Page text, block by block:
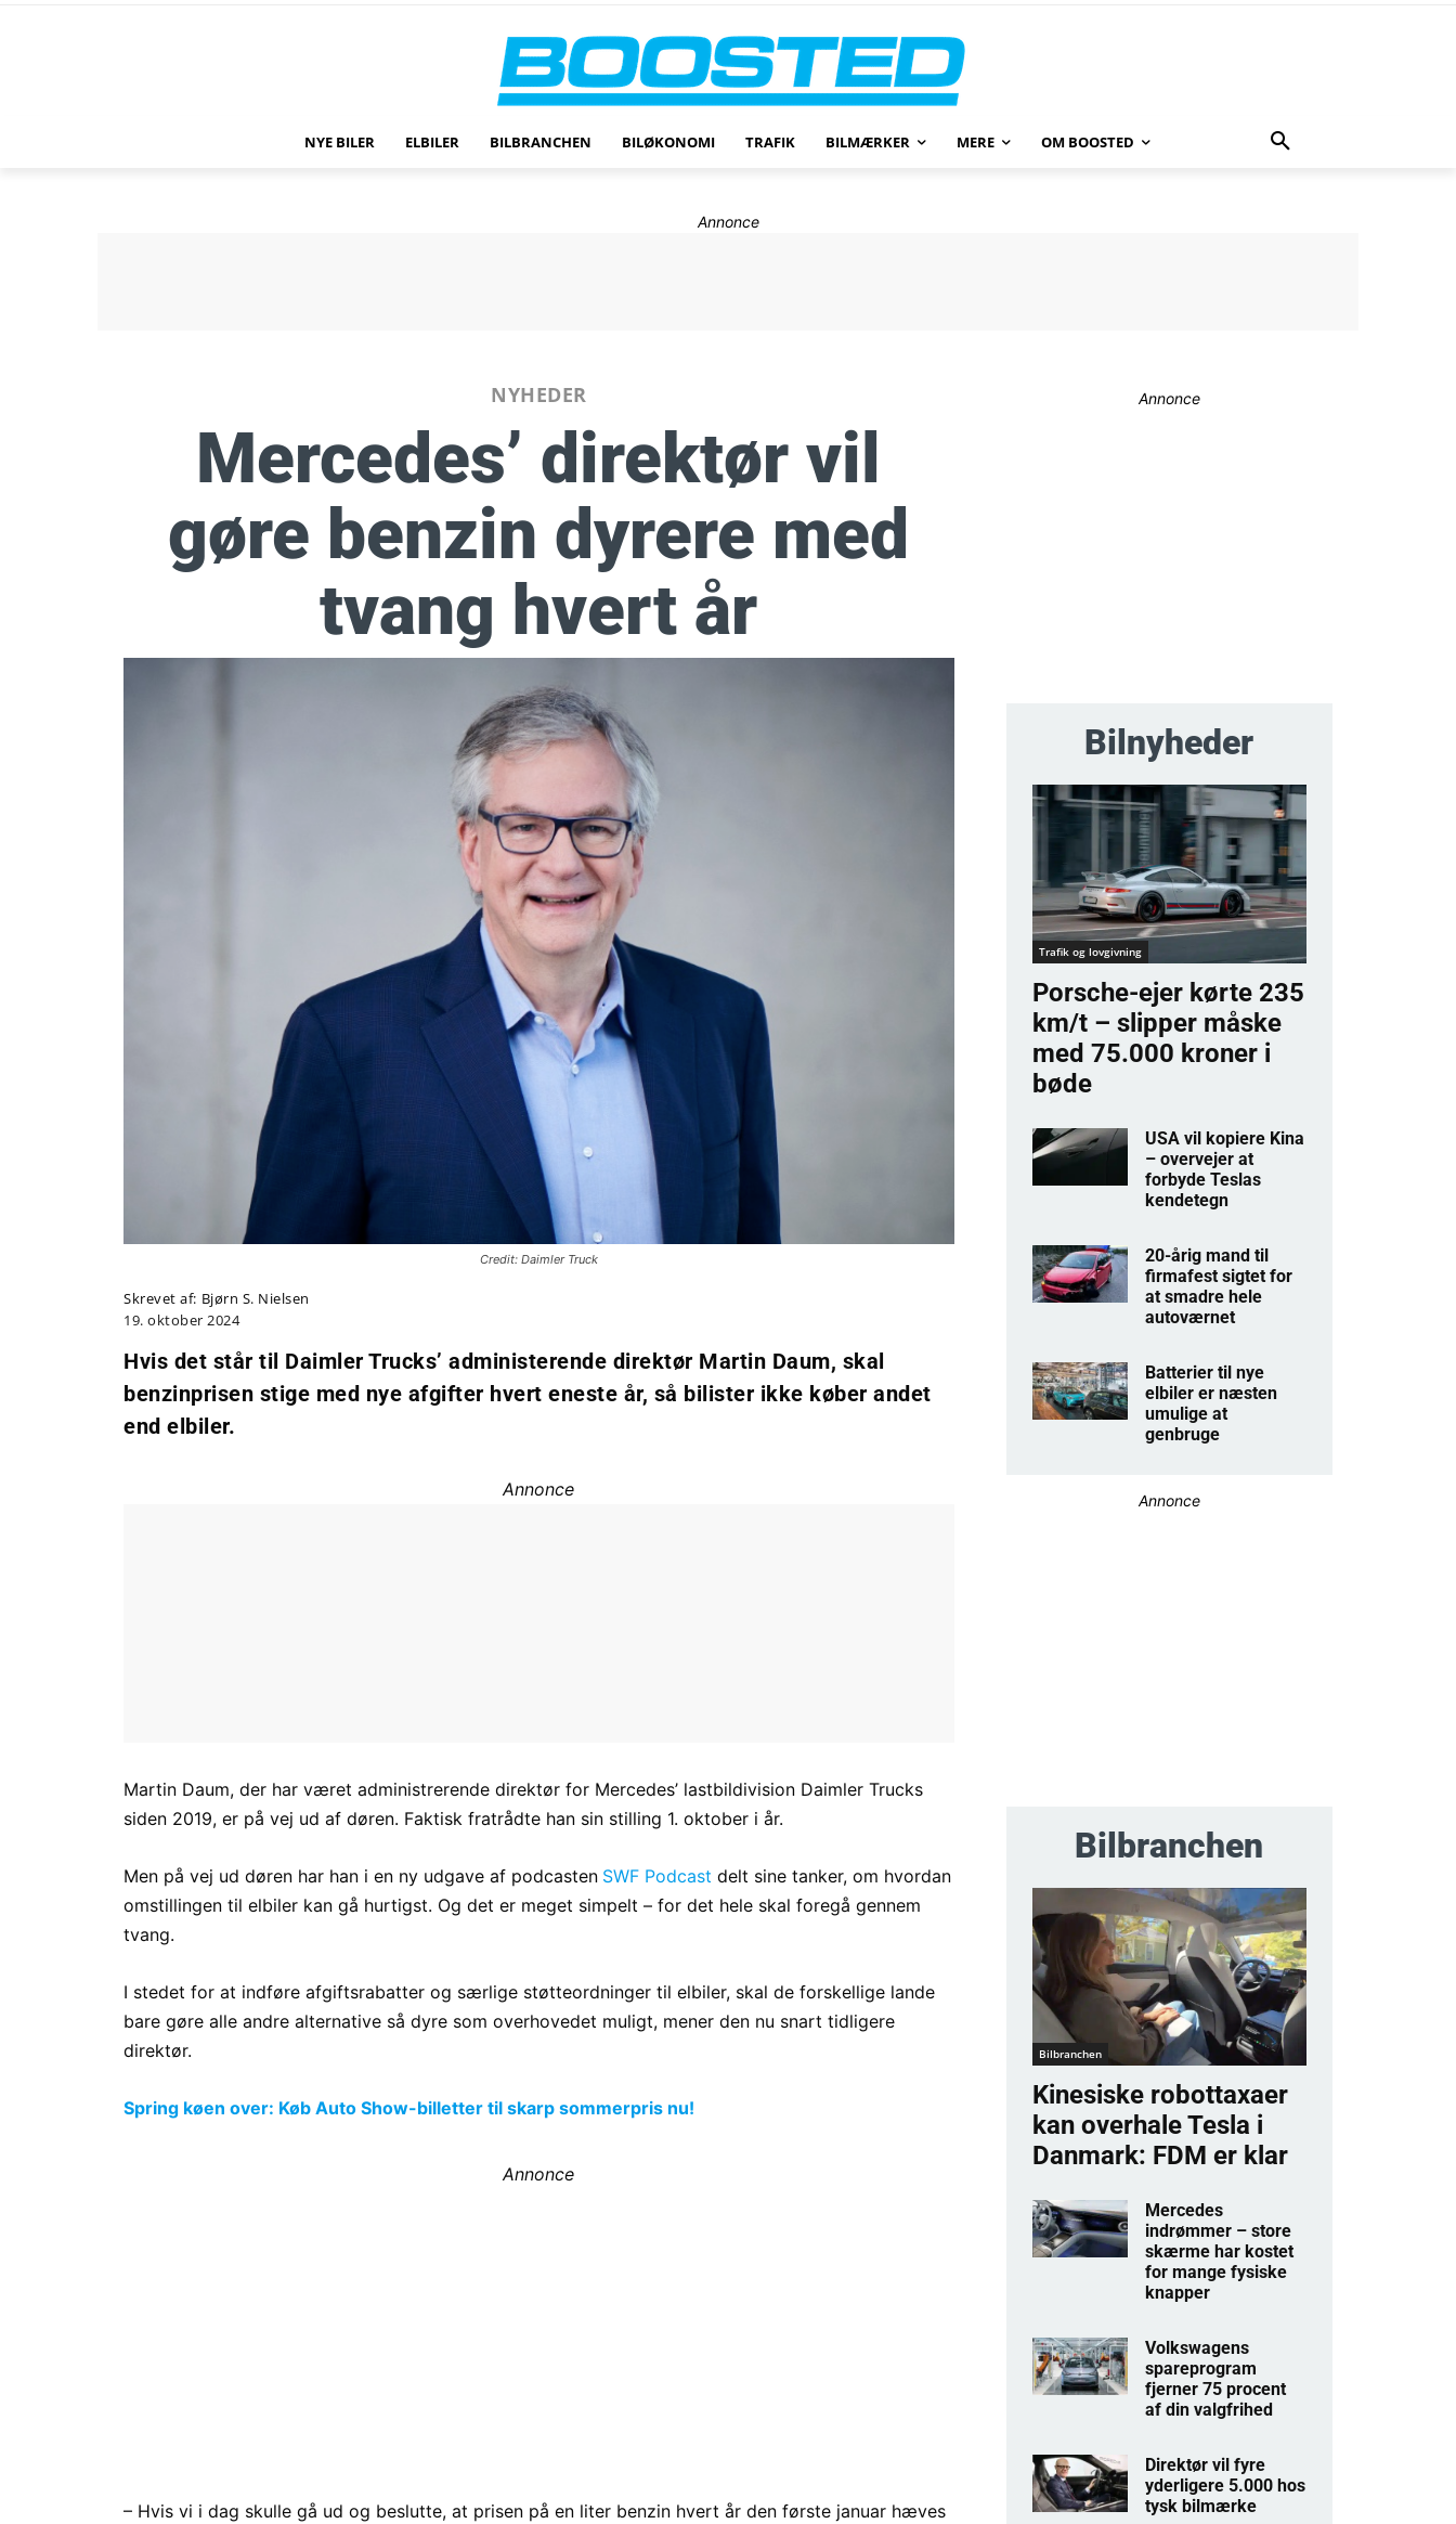
NYE BILER ELBILER BILBRANCHEN BILØKONOMI TRAFIK BILMÆRKER MERE OM BOOSTED
Annonce
NYHEDER
Mercedes’ direktør vil
gøre benzin dyrere med
tvang hvert år
Credit: Daimler Truck
Skrevet af: Bjørn S. Nielsen
19. oktober 2024
Hvis det står til Daimler Trucks’ administerende direktør Martin Daum, skal
benzinprisen stige med nye afgifter hvert eneste år, så bilister ikke køber andet
end elbiler.
Annonce
Martin Daum, der har været administrerende direktør for Mercedes’ lastbildivision Daimler Trucks
siden 2019, er på vej ud af døren. Faktisk fratrådte han sin stilling 1. oktober i år.
Men på vej ud døren har han i en ny udgave af podcasten SWF Podcast delt sine tanker, om hvordan
omstillingen til elbiler kan gå hurtigst. Og det er meget simpelt – for det hele skal foregå gennem
tvang.
I stedet for at indføre afgiftsrabatter og særlige støtteordninger til elbiler, skal de forskellige lande
bare gøre alle andre alternative så dyre som overhovedet muligt, mener den nu snart tidligere
direktør.
Spring køen over: Køb Auto Show-billetter til skarp sommerpris nu!
Annonce
– Hvis vi i dag skulle gå ud og beslutte, at prisen på en liter benzin hvert år den første januar hæves
Annonce
Bilnyheder
Trafik og lovgivning
Porsche-ejer kørte 235
km/t – slipper måske
med 75.000 kroner i
bøde
USA vil kopiere Kina
– overvejer at
forbyde Teslas
kendetegn
20-årig mand til
firmafest sigtet for
at smadre hele
autoværnet
Batterier til nye
elbiler er næsten
umulige at
genbruge
Annonce
Bilbranchen
Bilbranchen
Kinesiske robottaxaer
kan overhale Tesla i
Danmark: FDM er klar
Mercedes
indrømmer – store
skærme har kostet
for mange fysiske
knapper
Volkswagens
spareprogram
fjerner 75 procent
af din valgfrihed
Direktør vil fyre
yderligere 5.000 hos
tysk bilmærke